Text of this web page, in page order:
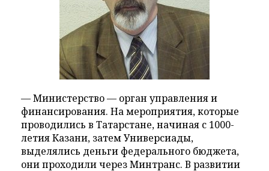
— Министерство — орган управления и
финансирования. На мероприятия, которые
проводились в Татарстане, начиная с 1000-
летия Казани, затем Универсиады,
выделялись деньги федерального бюджета,
они проходили через Минтранс. В развитии